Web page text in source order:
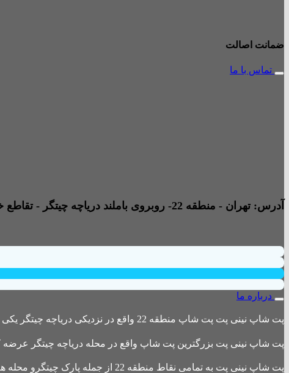
ضمانت اصالت
تماس با ما
آدرس: تهران - منطقه 22- روبروی باملند دریاچه چیتگر - تقاطع خیابان امیری صفت و خیابان دریا - پاساژ پارامیس -ورودی A تجاری - طبقه همکف - جنب داروخانه - واحد B2
درباره ما
پت شاپ نینی پت پت شاپ منطقه 22 واقع در نزدیکی دریاچه چیتگر یکی از بزرگترین پت شاپ های منطقه 22 است
پت شاپ نینی پت بزرگترین پت شاپ واقع در محله دریاچه چیتگر عرضه
پت شاپ نینی پت به تمامی نقاط منطقه 22 از جمله پارک چیتگرو محله های اطراف ،شهرک باقری، دهکده المپیک ، شهرک خرازی، بلوار کوهک، شهرک چیتگر ، دریاچه چیتگر و تمامی نقاط تهران ارسال دارد.